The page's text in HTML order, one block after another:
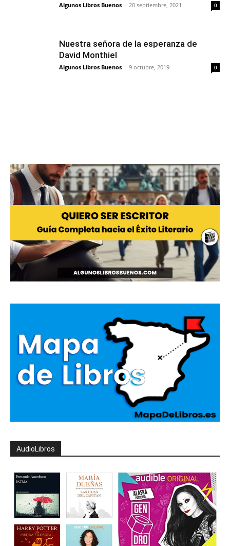
Algunos Libros Buenos - 20 septiembre, 2021 0
Nuestra señora de la esperanza de
David Monthiel
Algunos Libros Buenos - 9 octubre, 2019 0
AudioLibros